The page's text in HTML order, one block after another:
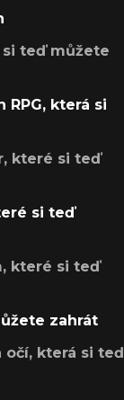
teď můžete
která si
které si teď
si teď
které si teď
zahrát
očí, která si teď